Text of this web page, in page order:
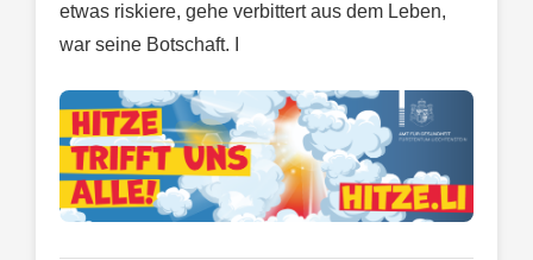
etwas riskiere, gehe verbittert aus dem Leben,
war seine Botschaft. I